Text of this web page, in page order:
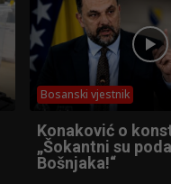
Bosanski vjestnik
Konaković o
„Šokantni su
Bošnjaka!“